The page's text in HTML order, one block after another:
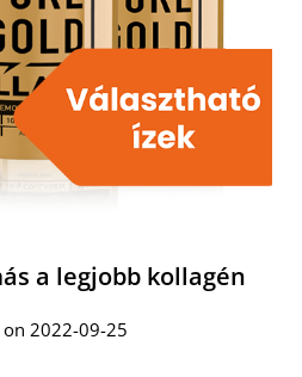
a legjobb kollagén
on 2022-09-25